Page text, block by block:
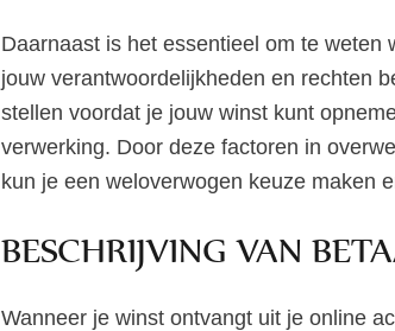
Daarnaast is het essentieel om te weten
jouw verantwoordelijkheden en rechten
stellen voordat je jouw winst kunt
verwerking. Door deze factoren in
kun je een weloverwogen keuze maken
BESCHRIJVING VAN
Wanneer je winst ontvangt uit je online